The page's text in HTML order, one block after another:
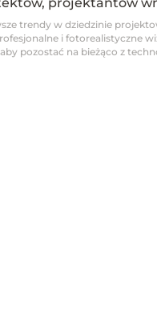
trendy w dziedzinie
i fotorealistyczne
pozostać na bieżąco z